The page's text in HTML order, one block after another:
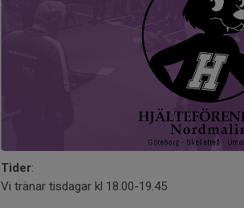
Tider:
Vi tränar tisdagar kl 18.00-19.45